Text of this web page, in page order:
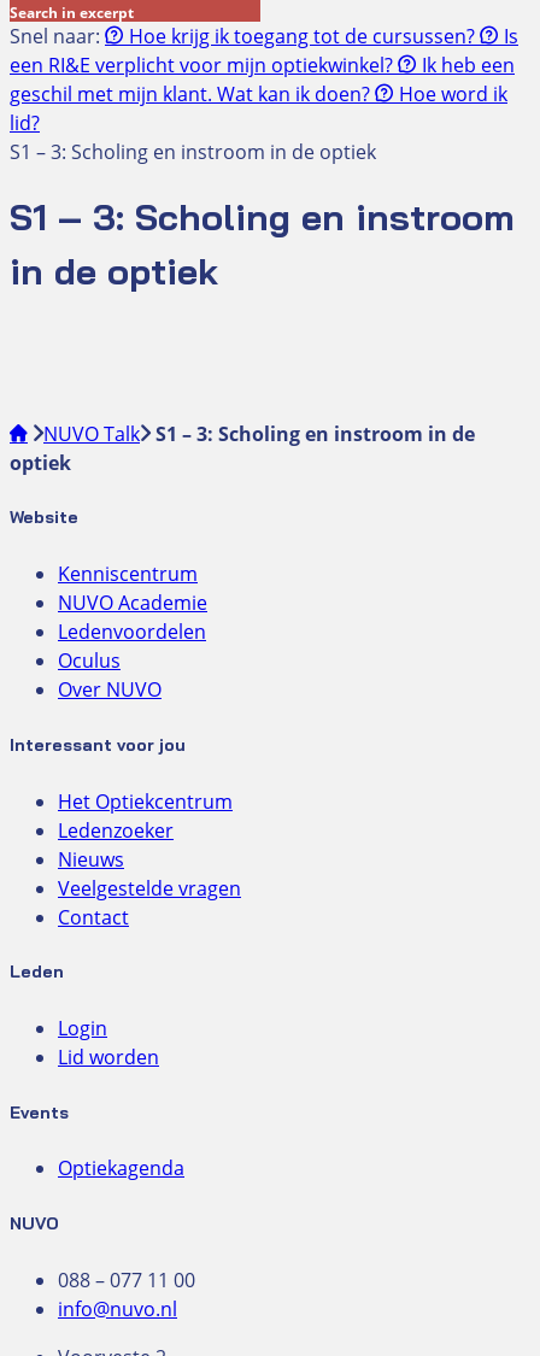
Search in excerpt
Snel naar: Hoe krijg ik toegang tot de cursussen?
Is
een RI&E verplicht voor mijn optiekwinkel?
Ik heb een
geschil met mijn klant. Wat kan ik doen?
Hoe word ik
lid?
S1 – 3: Scholing en instroom in de optiek
S1 – 3: Scholing en instroom
in de optiek
NUVO Talk S1 – 3: Scholing en instroom in de
optiek
Website
Kenniscentrum
NUVO Academie
Ledenvoordelen
Oculus
Over NUVO
Interessant voor jou
Het Optiekcentrum
Ledenzoeker
Nieuws
Veelgestelde vragen
Contact
Leden
Login
Lid worden
Events
Optiekagenda
NUVO
088 – 077 11 00
info@nuvo.nl